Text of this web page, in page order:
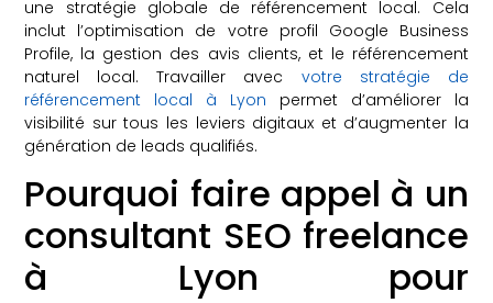
une stratégie globale de référencement local. Cela
inclut l’optimisation de votre profil Google Business
Profile, la gestion des avis clients, et le référencement
naturel local. Travailler avec votre stratégie de
référencement local à Lyon permet d’améliorer la
visibilité sur tous les leviers digitaux et d’augmenter la
génération de leads qualifiés.
Pourquoi faire appel à un
consultant SEO freelance
à Lyon pour